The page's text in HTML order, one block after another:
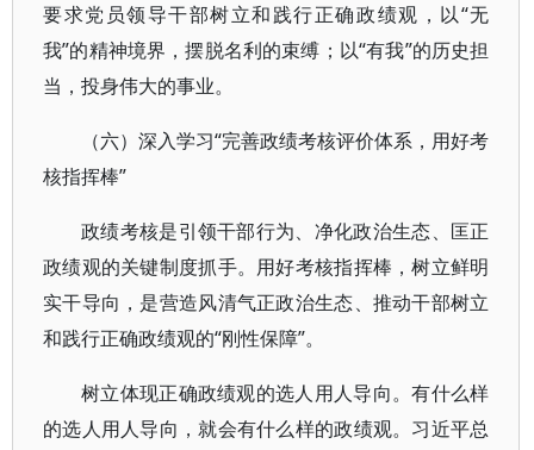
要求党员领导干部树立和践行正确政绩观，以“无
我”的精神境界，摆脱名利的束缚；以“有我”的历史担
当，投身伟大的事业。
（六）深入学习“完善政绩考核评价体系，用好考
核指挥棒”
政绩考核是引领干部行为、净化政治生态、匡正
政绩观的关键制度抓手。用好考核指挥棒，树立鲜明
实干导向，是营造风清气正政治生态、推动干部树立
和践行正确政绩观的“刚性保障”。
树立体现正确政绩观的选人用人导向。有什么样
的选人用人导向，就会有什么样的政绩观。习近平总